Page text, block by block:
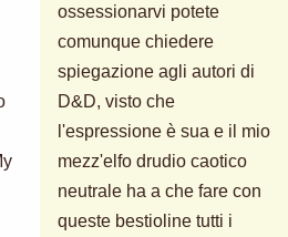
ossessionarvi potete
comunque chiedere
spiegazione agli autori di
D&D, visto che
l'espressione è sua e il mio
mezz'elfo drudio caotico
neutrale ha a che fare con
queste bestioline tutti i